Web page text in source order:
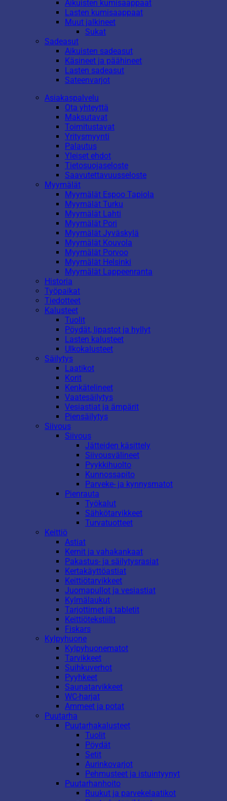
Aikuisten kumisaappaat
Lasten kumisaappaat
Muut jalkineet
Sukat
Sadeasut
Aikuisten sadeasut
Käsineet ja päähineet
Lasten sadeasut
Sateenvarjot
Asiakaspalvelu
Ota yhteyttä
Maksutavat
Toimitustavat
Yritysmyynti
Palautus
Yleiset ehdot
Tietosuojaseloste
Saavutettavuusseloste
Myymälät
Myymälät Espoo Tapiola
Myymälät Turku
Myymälät Lahti
Myymälät Pori
Myymälät Jyväskylä
Myymälät Kouvola
Myymälät Porvoo
Myymälät Helsinki
Myymälät Lappeenranta
Historia
Työpaikat
Tiedotteet
Kalusteet
Tuolit
Pöydät, lipastot ja hyllyt
Lasten kalusteet
Ulkokalusteet
Säilytys
Laatikot
Korit
Kenkätelineet
Vaatesäilytys
Vesiastiat ja ämpärit
Piensäilytys
Siivous
Siivous
Jätteiden käsittely
Siivousvälineet
Pyykkihuolto
Kunnossapito
Parveke- ja kynnysmatot
Pienrauta
Työkalut
Sähkötarvikkeet
Turvatuotteet
Keittiö
Astiat
Kernit ja vahakankaat
Pakastus- ja säilytysrasiat
Kertakäyttöastiat
Keittiötarvikkeet
Juomapullot ja vesiastiat
Kylmälaukut
Tarjottimet ja tabletit
Keittiötekstiilit
Fiskars
Kylpyhuone
Kylpyhuonematot
Tarvikkeet
Suihkuverhot
Pyyhkeet
Saunatarvikkeet
WC-harjat
Ammeet ja potat
Puutarha
Puutarhakalusteet
Tuolit
Pöydät
Setit
Aurinkovarjot
Pehmusteet ja istuintyynyt
Puutarhanhoito
Ruukut ja parvekelaatikot